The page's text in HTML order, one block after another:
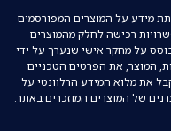
מידע על המוצרים המפורסמים
רכישה לחלק מהמוצרים
על מחקר אישי שנערך על ידי
המוצר, את הפרטים הטכניים
את מלוא המידע הרלוונטי על
של המוצרים המוזכרים באתר.